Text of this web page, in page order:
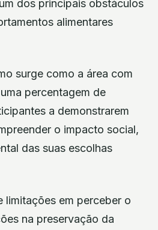
dos principais obstáculos
alimentares
surge como a área com
uma percentagem de
a demonstrarem
o impacto social,
das suas escolhas
limitações em perceber o
na preservação da